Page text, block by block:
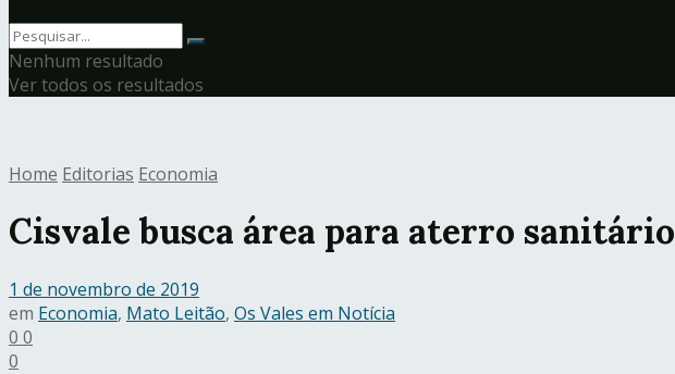
Nenhum resultado
Ver todos os resultados
Home Editorias Economia
Cisvale busca área para aterro sanitário
1 de novembro de 2019
em Economia, Mato Leitão, Os Vales em Notícia
0 0
0